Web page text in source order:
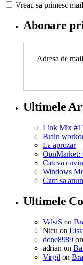
Vreau sa primesc
Abonare
Adresa de
Ultimele
Link Mix #11
Brain
La aprozar
OpnMarket:
Cateva
Windows
Cum sa
Ultimele
ValsiS on
Nicu on
done8989 on
adrian on
Virgil on